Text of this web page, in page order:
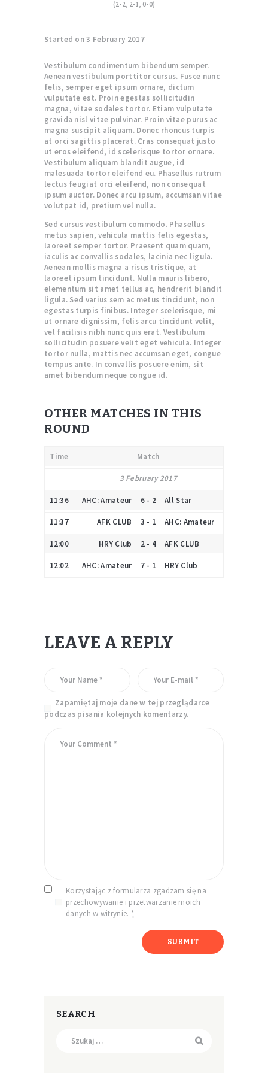
PRZYGODOWY
NAD MORZEM
KONTAKT
SZKÓŁKA
NARCIARSKA
OFERTA ZAJĘĆ
OBOZY I
PÓŁKOLONIE
SPORTOWE
(2-2, 2-1, 0-0)
Started on3 February 2017
Vestibulum condimentum bibendum semper.
Aenean vestibulum porttitor cursus. Fusce nunc
felis, semper eget ipsum ornare, dictum
vulputate est. Proin egestas sollicitudin
magna, vitae sodales tortor. Etiam vulputate
gravida nisl vitae pulvinar. Proin vitae purus ac
magna suscipit aliquam. Donec rhoncus turpis
at orci sagittis placerat. Cras consequat justo
ut eros eleifend, id scelerisque tortor ornare.
Vestibulum aliquam blandit augue, id
malesuada tortor eleifend eu. Phasellus rutrum
lectus feugiat orci eleifend, non consequat
ipsum auctor. Donec arcu ipsum, accumsan vitae
volutpat id, pretium vel nulla.
Sed cursus vestibulum commodo. Phasellus
metus sapien, vehicula mattis felis egestas,
laoreet semper tortor. Praesent quam quam,
iaculis ac convallis sodales, lacinia nec ligula.
Aenean mollis magna a risus tristique, at
laoreet ipsum tincidunt. Nulla mauris libero,
elementum sit amet tellus ac, hendrerit blandit
ligula. Sed varius sem ac metus tincidunt, non
egestas turpis finibus. Integer scelerisque, mi
ut ornare dignissim, felis arcu tincidunt velit,
vel facilisis nibh nunc quis erat. Vestibulum
sollicitudin posuere velit eget vehicula. Integer
tortor nulla, mattis nec accumsan eget, congue
tempus ante. In convallis posuere enim, sit
amet bibendum neque congue id.
OTHER MATCHES IN THIS
ROUND
Time Match
3 February 2017
11:36 AHC: Amateur 6 - 2 All Star
11:37 AFK CLUB 3 - 1 AHC: Amateur
12:00 HRY Club 2 - 4 AFK CLUB
12:02 AHC: Amateur 7 - 1 HRY Club
LEAVE A REPLY
Zapamiętaj moje dane w tej przeglądarce
podczas pisania kolejnych komentarzy.
Korzystając z formularza zgadzam się na
przechowywanie i przetwarzanie moich
danych w witrynie. *
SEARCH